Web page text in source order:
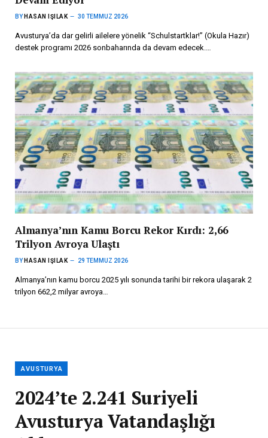
BY HASAN IŞILAK 30 TEMMUZ 2026
Avusturya’da dar gelirli ailelere yönelik “Schulstartklar!” (Okula Hazır)
destek programı 2026 sonbaharında da devam edecek.…
Almanya’nın Kamu Borcu Rekor Kırdı: 2,66
Trilyon Avroya Ulaştı
BY HASAN IŞILAK 29 TEMMUZ 2026
Almanya’nın kamu borcu 2025 yılı sonunda tarihi bir rekora ulaşarak 2
trilyon 662,2 milyar avroya…
AVUSTURYA
2024’te 2.241 Suriyeli
Avusturya Vatandaşlığı